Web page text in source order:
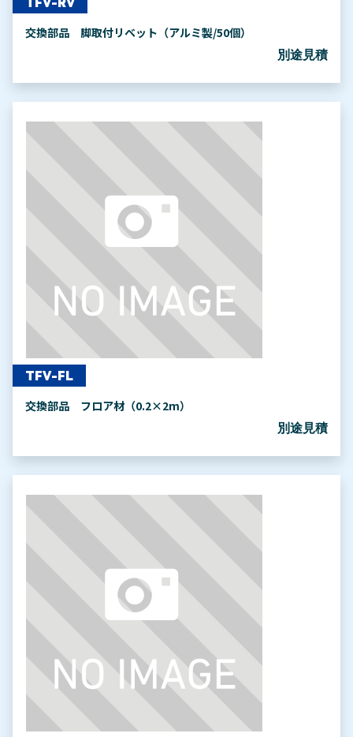
交換部品 脚取付リベット（アルミ製/50個）
別途見積
TFV-FL
交換部品 フロア材（0.2×2m）
別途見積